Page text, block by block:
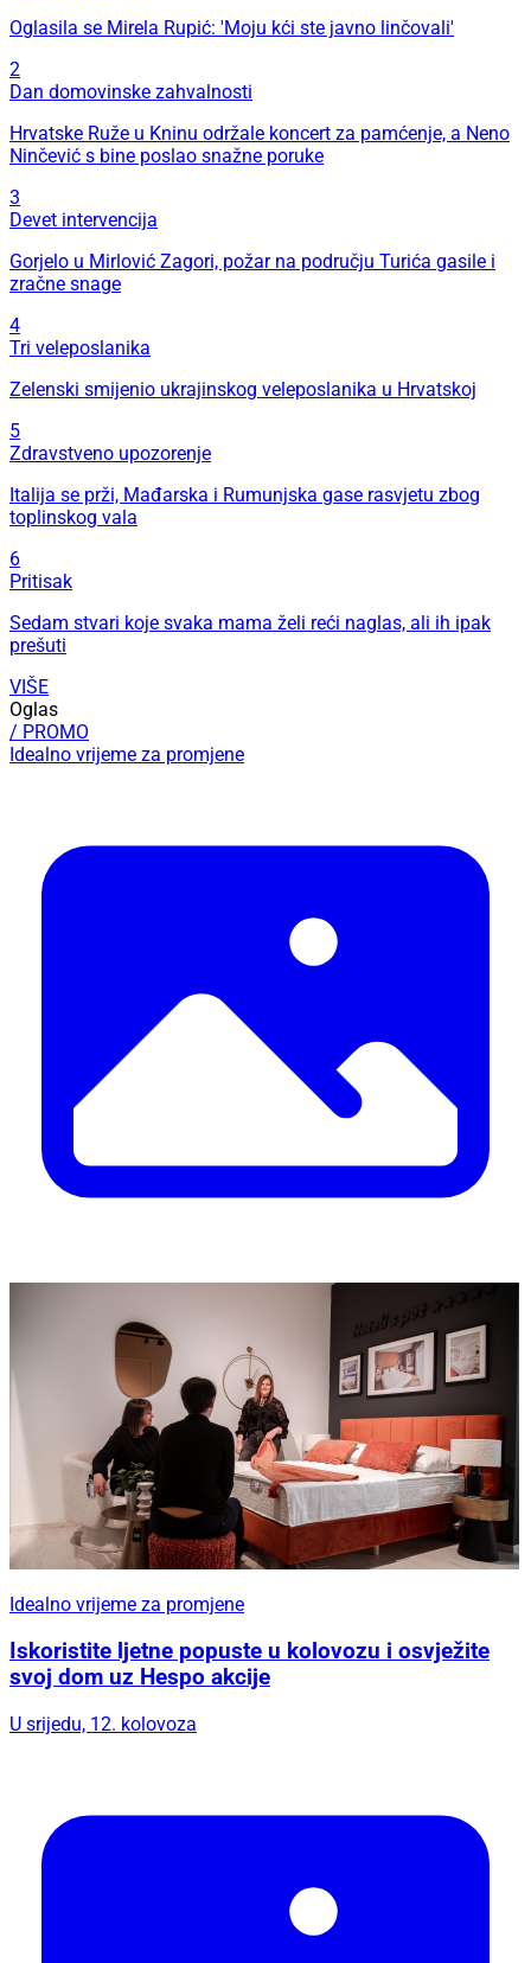
Oglasila se Mirela Rupić: 'Moju kći ste javno linčovali'
2
Dan domovinske zahvalnosti
Hrvatske Ruže u Kninu održale koncert za pamćenje, a Neno
Ninčević s bine poslao snažne poruke
3
Devet intervencija
Gorjelo u Mirlović Zagori, požar na području Turića gasile i
zračne snage
4
Tri veleposlanika
Zelenski smijenio ukrajinskog veleposlanika u Hrvatskoj
5
Zdravstveno upozorenje
Italija se prži, Mađarska i Rumunjska gase rasvjetu zbog
toplinskog vala
6
Pritisak
Sedam stvari koje svaka mama želi reći naglas, ali ih ipak
prešuti
VIŠE
Oglas
/ PROMO
Idealno vrijeme za promjene
Idealno vrijeme za promjene
Iskoristite ljetne popuste u kolovozu i osvježite
svoj dom uz Hespo akcije
U srijedu, 12. kolovoza